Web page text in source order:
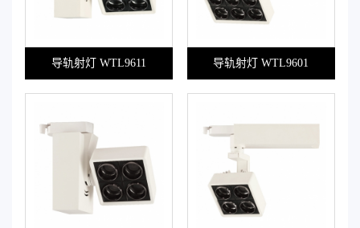
导轨射灯 WTL9611 导轨射灯 WTL9601